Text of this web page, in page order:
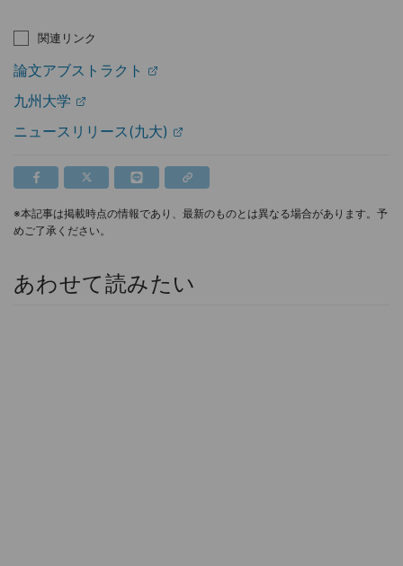
関連リンク
論文アブストラクト
九州大学
ニュースリリース(九大)
※本記事は掲載時点の情報であり、最新のものとは異なる場合があります。予
めご了承ください。
あわせて読みたい